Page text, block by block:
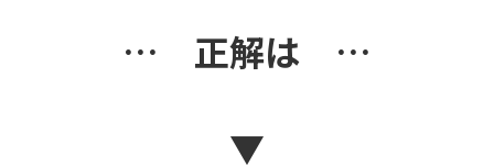
… 正解は …
▼